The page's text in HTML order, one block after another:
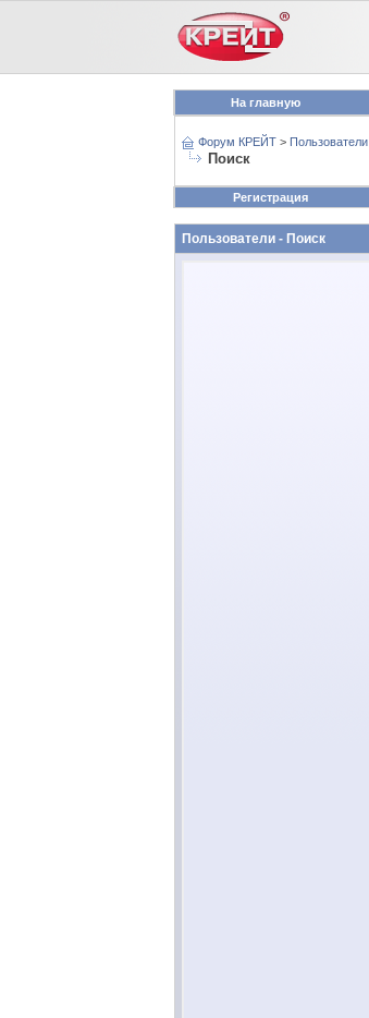
На главную
Форум КРЕЙТ > Пользователи
Поиск
Регистрация
Пользователи - Поиск